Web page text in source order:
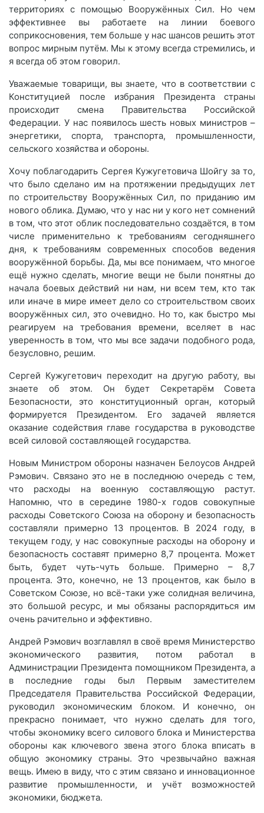
территориях с помощью Вооружённых Сил. Но чем
эффективнее вы работаете на линии боевого
соприкосновения, тем больше у нас шансов решить этот
вопрос мирным путём. Мы к этому всегда стремились, и
я всегда об этом говорил.
Уважаемые товарищи, вы знаете, что в соответствии с
Конституцией после избрания Президента страны
происходит смена Правительства Российской
Федерации. У нас появилось шесть новых министров –
энергетики, спорта, транспорта, промышленности,
сельского хозяйства и обороны.
Хочу поблагодарить Сергея Кужугетовича Шойгу за то,
что было сделано им на протяжении предыдущих лет
по строительству Вооружённых Сил, по приданию им
нового облика. Думаю, что у нас ни у кого нет сомнений
в том, что этот облик последовательно создаётся, в том
числе применительно к требованиям сегодняшнего
дня, к требованиям современных способов ведения
вооружённой борьбы. Да, мы все понимаем, что многое
ещё нужно сделать, многие вещи не были понятны до
начала боевых действий ни нам, ни всем тем, кто так
или иначе в мире имеет дело со строительством своих
вооружённых сил, это очевидно. Но то, как быстро мы
реагируем на требования времени, вселяет в нас
уверенность в том, что мы все задачи подобного рода,
безусловно, решим.
Сергей Кужугетович переходит на другую работу, вы
знаете об этом. Он будет Секретарём Совета
Безопасности, это конституционный орган, который
формируется Президентом. Его задачей является
оказание содействия главе государства в руководстве
всей силовой составляющей государства.
Новым Министром обороны назначен Белоусов Андрей
Рэмович. Связано это не в последнюю очередь с тем,
что расходы на военную составляющую растут.
Напомню, что в середине 1980-х годов совокупные
расходы Советского Союза на оборону и безопасность
составляли примерно 13 процентов. В 2024 году, в
текущем году, у нас совокупные расходы на оборону и
безопасность составят примерно 8,7 процента. Может
быть, будет чуть-чуть больше. Примерно – 8,7
процента. Это, конечно, не 13 процентов, как было в
Советском Союзе, но всё-таки уже солидная величина,
это большой ресурс, и мы обязаны распорядиться им
очень рачительно и эффективно.
Андрей Рэмович возглавлял в своё время Министерство
экономического развития, потом работал в
Администрации Президента помощником Президента, а
в последние годы был Первым заместителем
Председателя Правительства Российской Федерации,
руководил экономическим блоком. И конечно, он
прекрасно понимает, что нужно сделать для того,
чтобы экономику всего силового блока и Министерства
обороны как ключевого звена этого блока вписать в
общую экономику страны. Это чрезвычайно важная
вещь. Имею в виду, что с этим связано и инновационное
развитие промышленности, и учёт возможностей
экономики, бюджета.